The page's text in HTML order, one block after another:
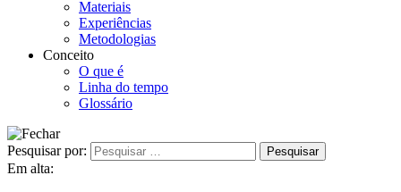
Materiais
Experiências
Metodologias
Conceito
O que é
Linha do tempo
Glossário
Pesquisar por:
Em alta: